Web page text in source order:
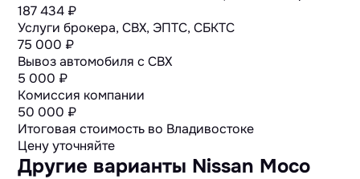
187 434 ₽
Услуги брокера, СВХ, ЭПТС, СБКТС
75 000 ₽
Вывоз автомобиля с СВХ
5 000 ₽
Комиссия компании
50 000 ₽
Итоговая стоимость во Владивостоке
Цену уточняйте
Другие варианты Nissan Moco